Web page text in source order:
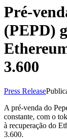
Pré-
(PEPD)
3.600
Press Release
A pré-venda do
constante, com o
à recuperação do
3.600.